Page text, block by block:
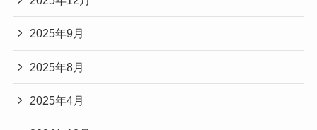
2025年9月
2025年8月
2025年4月